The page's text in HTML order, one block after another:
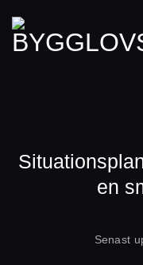
content
en
Senast